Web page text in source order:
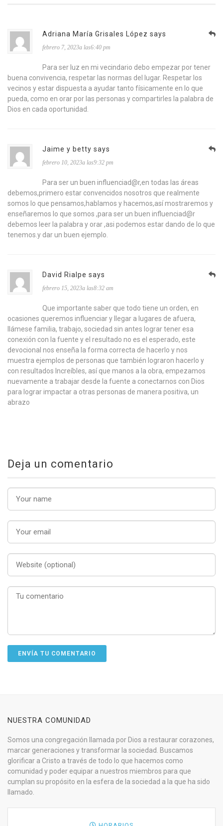
Adriana María Grisales López says
febrero 7, 2023a las6:40 pm
Para ser luz en mi vecindario debo empezar por tener
buena convivencia, respetar las normas del lugar. Respetar los
vecinos y estar dispuesta a ayudar tanto físicamente en lo que
pueda, como en orar por las personas y compartirles la palabra de
Dios en cada oportunidad.
Jaime y betty says
febrero 10, 2023a las9:32 pm
Para ser un buen influenciad@r,en todas las áreas
debemos,primero estar convencidos nosotros que realmente
somos lo que pensamos,hablamos y hacemos,así mostraremos y
enseñaremos lo que somos ,para ser un buen influenciad@r
debemos leer la palabra y orar ,asi podemos estar dando de lo que
tenemos.y dar un buen ejemplo.
David Rialpe says
febrero 15, 2023a las8:32 am
Que importante saber que todo tiene un orden, en
ocasiones queremos influenciar y llegar a lugares de afuera,
llámese familia, trabajo, sociedad sin antes lograr tener esa
conexión con la fuente y el resultado no es el esperado, este
devocional nos enseña la forma correcta de hacerlo y nos
muestra ejemplos de personas que también lograron hacerlo y
con resultados Increíbles, así que manos a la obra, empezamos
nuevamente a trabajar desde la fuente a conectarnos con Dios
para lograr impactar a otras personas de manera positiva, un
abrazo
Deja un comentario
NUESTRA COMUNIDAD
Somos una congregación llamada por Dios a restaurar corazones,
marcar generaciones y transformar la sociedad. Buscamos
glorificar a Cristo a través de todo lo que hacemos como
comunidad y poder equipar a nuestros miembros para que
cumplan su propósito en la esfera de la sociedad a la que ha sido
llamado.